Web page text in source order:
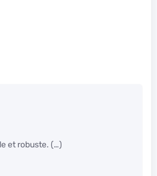
et robuste. (…)